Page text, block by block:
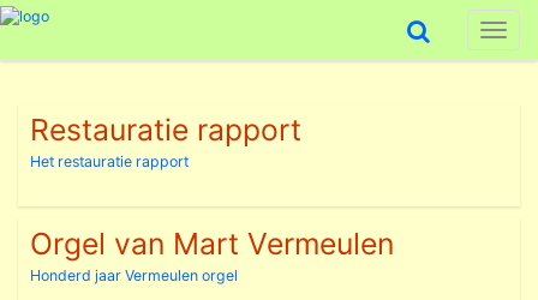
Restauratie rapport
Het restauratie rapport
Orgel van Mart Vermeulen
Honderd jaar Vermeulen orgel